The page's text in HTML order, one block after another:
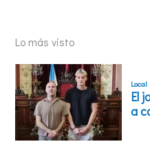
Lo más visto